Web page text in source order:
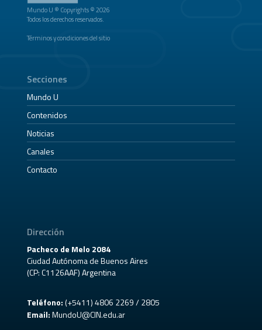
Mundo U ® Copyrights © 2026
Todos los derechos reservados.
Términos y condiciones del sitio
Secciones
Mundo U
Contenidos
Noticias
Canales
Contacto
Dirección
Pacheco de Melo 2084
Ciudad Autónoma de Buenos Aires
(CP: C1126AAF) Argentina
Teléfono:(+5411) 4806 2269 / 2805
Email: MundoU@CIN.edu.ar